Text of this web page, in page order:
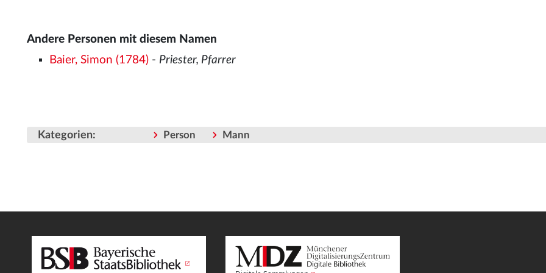
Andere Personen mit diesem Namen
Baier, Simon (1784) - Priester, Pfarrer
Kategorien: Person Mann